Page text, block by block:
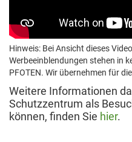
Hinweis: Bei Ansicht dieses
Werbeeinblendungen stehen in
PFOTEN. Wir übernehmen für
Weitere Informationen
Schutzzentrum als
können, finden Sie hier.